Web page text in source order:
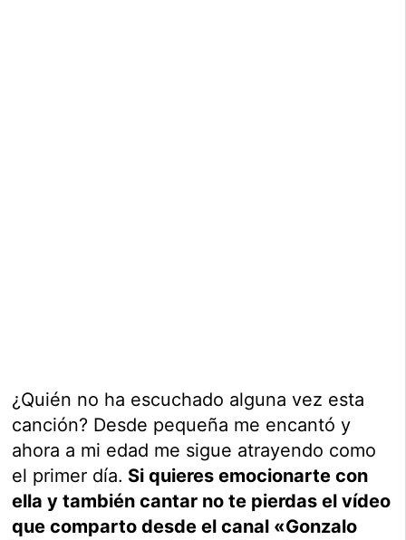
¿Quién no ha escuchado alguna vez esta
canción? Desde pequeña me encantó y
ahora a mi edad me sigue atrayendo como
el primer día. Si quieres emocionarte con
ella y también cantar no te pierdas el vídeo
que comparto desde el canal «Gonzalo